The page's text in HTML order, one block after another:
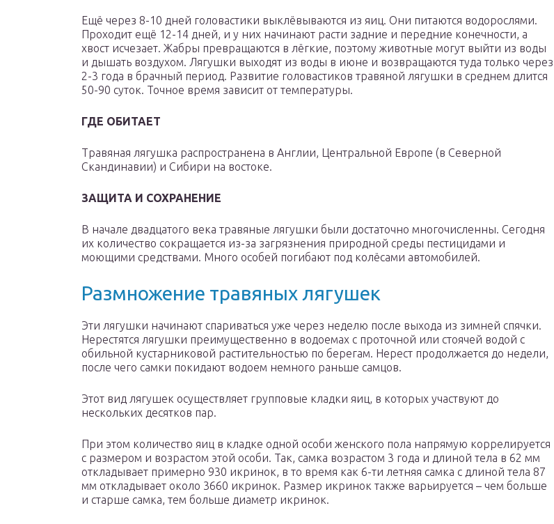
Ещё через 8-10 дней головастики выклёвываются из яиц. Они питаются водорослями.
Проходит ещё 12-14 дней, и у них начинают расти задние и передние конечности, а
хвост исчезает. Жабры превращаются в лёгкие, поэтому животные могут выйти из воды
и дышать воздухом. Лягушки выходят из воды в июне и возвращаются туда только через
2-3 года в брачный период. Развитие головастиков травяной лягушки в среднем длится
50-90 суток. Точное время зависит от температуры.
ГДЕ ОБИТАЕТ
Травяная лягушка распространена в Англии, Центральной Европе (в Северной
Скандинавии) и Сибири на востоке.
ЗАЩИТА И СОХРАНЕНИЕ
В начале двадцатого века травяные лягушки были достаточно многочисленны. Сегодня
их количество сокращается из-за загрязнения природной среды пестицидами и
моющими средствами. Много особей погибают под колёсами автомобилей.
Размножение травяных лягушек
Эти лягушки начинают спариваться уже через неделю после выхода из зимней спячки.
Нерестятся лягушки преимущественно в водоемах с проточной или стоячей водой с
обильной кустарниковой растительностью по берегам. Нерест продолжается до недели,
после чего самки покидают водоем немного раньше самцов.
Этот вид лягушек осуществляет групповые кладки яиц, в которых участвуют до
нескольких десятков пар.
При этом количество яиц в кладке одной особи женского пола напрямую коррелируется
с размером и возрастом этой особи. Так, самка возрастом 3 года и длиной тела в 62 мм
откладывает примерно 930 икринок, в то время как 6-ти летняя самка с длиной тела 87
мм откладывает около 3660 икринок. Размер икринок также варьируется – чем больше
и старше самка, тем больше диаметр икринок.